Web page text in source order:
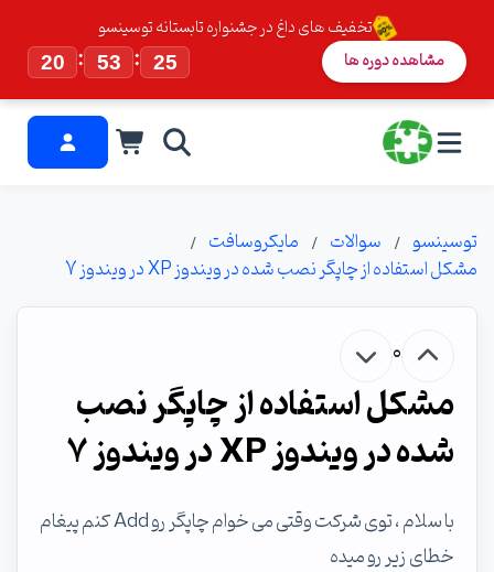
تخفیف های داغ در جشنواره تابستانه توسینسو
20
: 53 : 24 مشاهده دوره ها
توسینسو سوالات
مایکروسافت
مشکل استفاده از چاپگر نصب شده در ویندوز XP در ویندوز 7
0
مشکل استفاده از چاپگر نصب
شده در ویندوز XP در ویندوز 7
با سلام ، توی شرکت وقتی می خوام چاپگر رو Add کنم پیغام
خطای زیر رو میده